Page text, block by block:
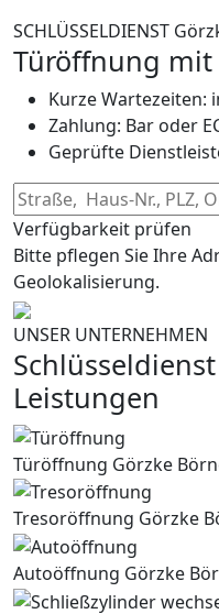
SCHLÜSSELDIENST
Türöffnung mit
Kurze Wartezeiten:
Zahlung: Bar oder
Geprüfte
Verfügbarkeit prüfen
Bitte pflegen Sie Ihre
Geolokalisierung.
UNSER UNTERNEHMEN
Leistungen
Türöffnung Görzke
Tresoröffnung Görzke
Autoöffnung Görzke